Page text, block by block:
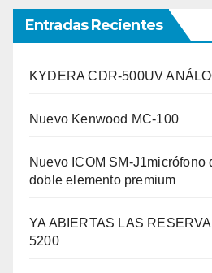
Entradas Recientes
KYDERA CDR-500UV
Nuevo Kenwood MC-100
Nuevo ICOM SM-J1micrófono
doble elemento premium
YA ABIERTAS LAS
5200